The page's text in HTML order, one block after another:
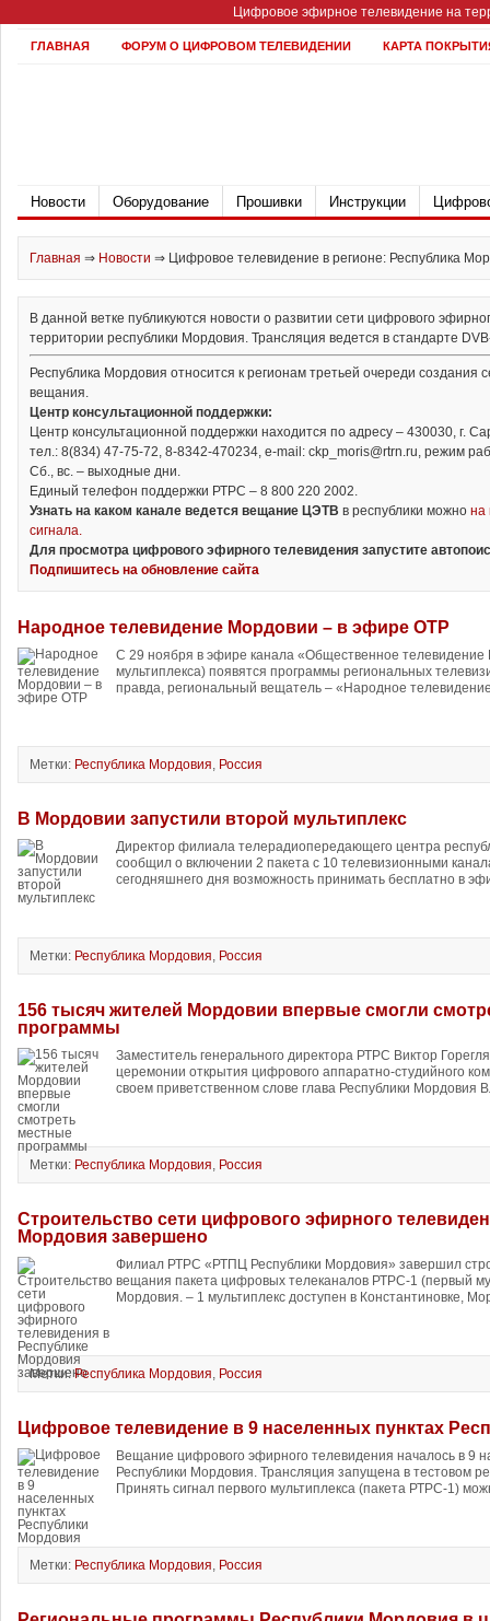
Цифровое эфирное телевидение на
ГЛАВНАЯ ФОРУМ О ЦИФРОВОМ ТЕЛЕВИДЕНИИ КАРТА
Новости Оборудование Прошивки Инструкции
Главная ⇒ Новости ⇒ Цифровое телевидение в регионе: Республика
В данной ветке публикуются новости о развитии сети цифрового
территории республики Мордовия. Трансляция ведется в стандарте
Республика Мордовия относится к регионам третьей очереди создания
вещания.
Центр консультационной поддержки:
Центр консультационной поддержки находится по адресу – 430030, г.
тел.: 8(834) 47-75-72, 8-8342-470234, e-mail: ckp_moris@rtrn.ru, режим
Сб., вс. – выходные дни.
Единый телефон поддержки РТРС – 8 800 220 2002.
Узнать на каком канале ведется вещание ЦЭТВ в республики можно на
сигнала.
Для просмотра цифрового эфирного телевидения запустите
Подпишитесь на обновление сайта
Народное телевидение Мордовии – в эфире ОТР
С 29 ноября в эфире канала «Общественное телевидение
мультиплекса) появятся программы региональных
правда, региональный вещатель – «Народное
Метки: Республика Мордовия, Россия
В Мордовии запустили второй мультиплекс
Директор филиала телерадиопередающего центра
сообщил о включении 2 пакета с 10 телевизионными
сегодняшнего дня возможность принимать бесплатно в
Метки: Республика Мордовия, Россия
156 тысяч жителей Мордовии впервые смогли
программы
Заместитель генерального директора РТРС Виктор
церемонии открытия цифрового аппаратно-студийного
своем приветственном слове глава Республики Мордовия
Метки: Республика Мордовия, Россия
Строительство сети цифрового эфирного
Мордовия завершено
Филиал РТРС «РТПЦ Республики Мордовия» завершил
вещания пакета цифровых телеканалов РТРС-1 (первый
Мордовия. – 1 мультиплекс доступен в Константиновке,
Метки:Республика Мордовия, Россия
Цифровое телевидение в 9 населенных пунктах
Вещание цифрового эфирного телевидения началось в 9
Республики Мордовия. Трансляция запущена в тестовом
Принять сигнал первого мультиплекса (пакета РТРС-1)
Метки: Республика Мордовия, Россия